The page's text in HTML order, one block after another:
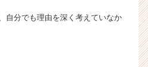
自分でも理由を深く考えていなか